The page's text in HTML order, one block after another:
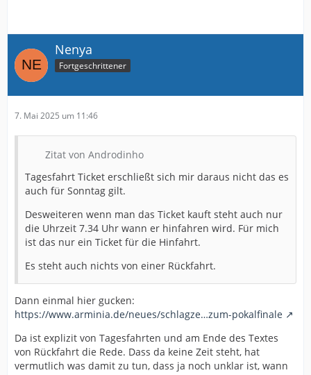
Nenya
Fortgeschrittener
7. Mai 2025 um 11:46
Zitat von Androdinho
Tagesfahrt Ticket erschließt sich mir daraus nicht das es
auch für Sonntag gilt.
Desweiteren wenn man das Ticket kauft steht auch nur
die Uhrzeit 7.34 Uhr wann er hinfahren wird. Für mich
ist das nur ein Ticket für die Hinfahrt.
Es steht auch nichts von einer Rückfahrt.
Dann einmal hier gucken:
https://www.arminia.de/neues/schlagze…zum-pokalfinale
Da ist explizit von Tagesfahrten und am Ende des Textes
von Rückfahrt die Rede. Dass da keine Zeit steht, hat
vermutlich was damit zu tun, dass ja noch unklar ist, wann